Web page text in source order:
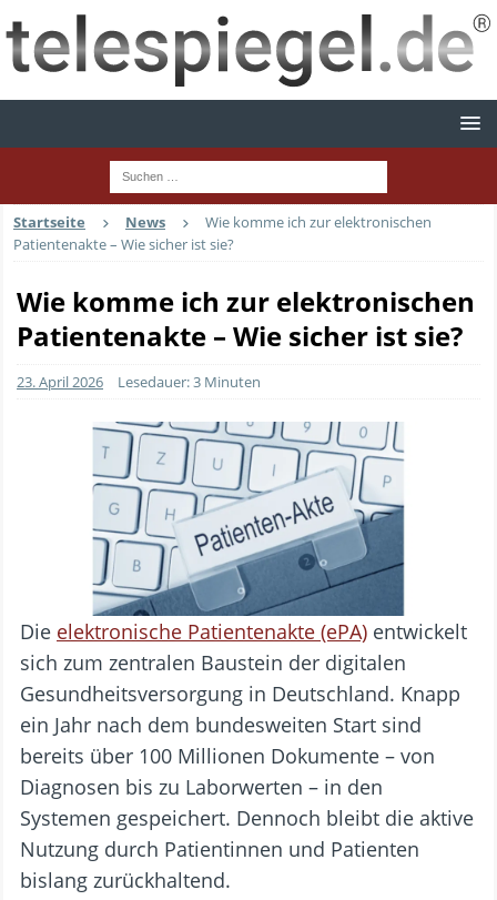
Startseite News
Wie komme ich zur elektronischen
Patientenakte – Wie sicher ist sie?
Wie komme ich zur elektronischen
Patientenakte – Wie sicher ist sie?
23. April 2026 Lesedauer: 3 Minuten
Die elektronische Patientenakte (ePA) entwickelt
sich zum zentralen Baustein der digitalen
Gesundheitsversorgung in Deutschland. Knapp
ein Jahr nach dem bundesweiten Start sind
bereits über 100 Millionen Dokumente – von
Diagnosen bis zu Laborwerten – in den
Systemen gespeichert. Dennoch bleibt die aktive
Nutzung durch Patientinnen und Patienten
bislang zurückhaltend.